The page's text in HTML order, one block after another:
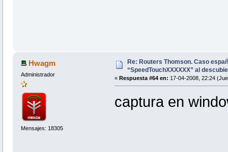
Hwagm
Administrador
Mensajes: 18305
Re: Routers Thomson. Caso
“SpeedTouchXXXXXX” al
« Respuesta #64 en: 17-04-2008, 22:24
captura en